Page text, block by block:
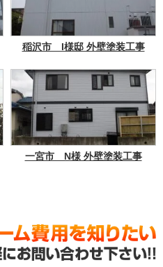
稲沢市 I様邸 外壁塗装工事
一宮市 N様 外壁塗装工事